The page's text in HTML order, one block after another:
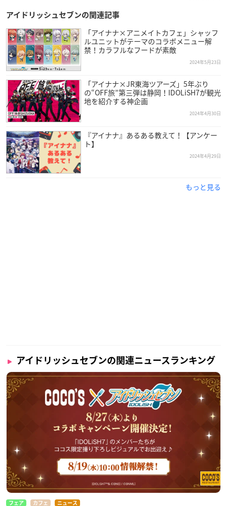
アイドリッシュセブンの関連記事
「アイナナ×アニメイトカフェ」シャッフ
ルユニットがテーマのコラボメニュー解
禁！カラフルなフードが素敵
2024年5月23日
「アイナナ×JR東海ツアーズ」5年ぶり
の“OFF旅”第三弾は静岡！IDOLiSH7が観光
地を紹介する神企画
2024年4月30日
『アイナナ』あるある教えて！【アンケー
ト】
2024年4月29日
もっと見る
アイドリッシュセブンの関連ニュースランキング
フェア カフェ ニュース